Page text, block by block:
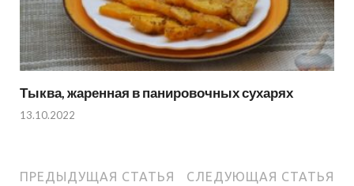
Тыква, жаренная в панировочных сухарях
13.10.2022
ПРЕДЫДУЩАЯ СТАТЬЯ СЛЕДУЮЩАЯ СТАТЬЯ